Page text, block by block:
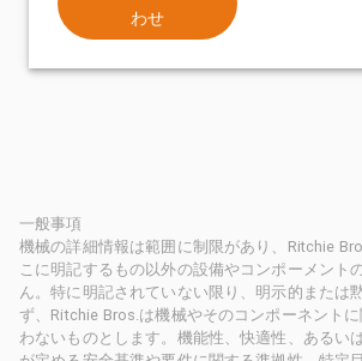
わせ
一般事項
機械の詳細情報は範囲に制限があり、Ritchie
こに明記するもの以外の設備やコンポーメント
ん。特に明記されていない限り、明示的または
ず、Ritchie Bros.は機械やそのコンポーネント
わないものとします。機能性、快適性、あるい